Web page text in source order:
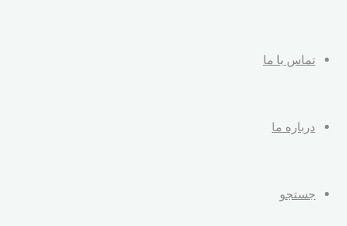
تماس با ما
درباره ما
جستجو